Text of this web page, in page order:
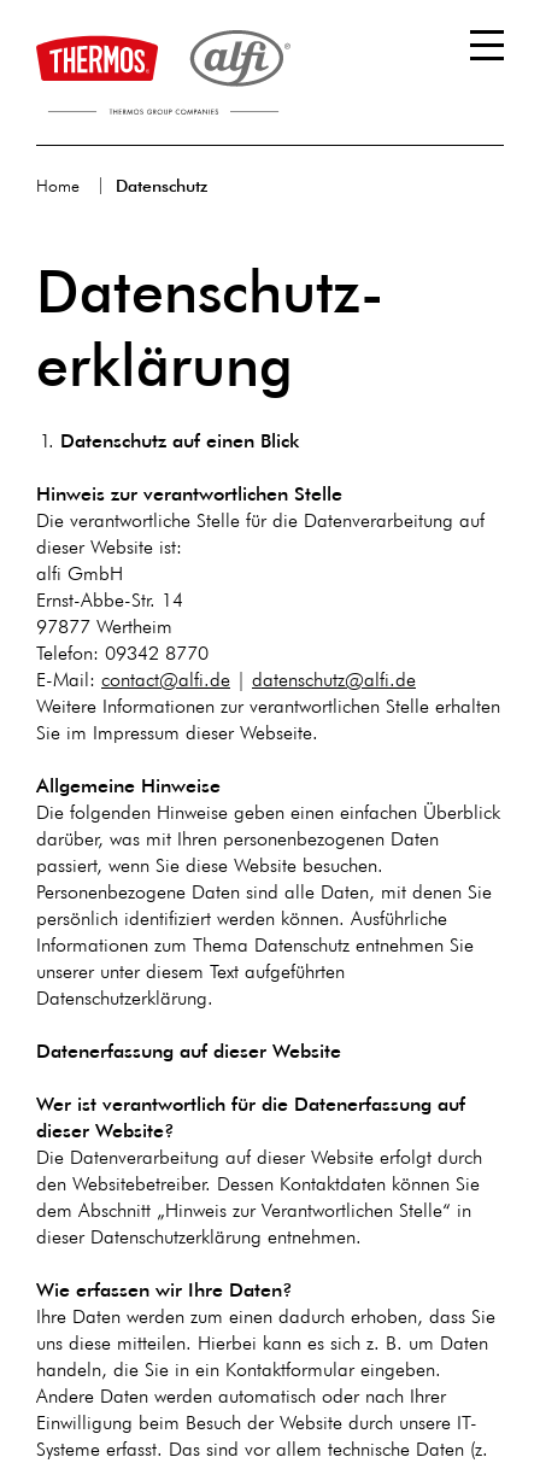
Home Datenschutz
Datenschutz­
erklärung
Datenschutz auf einen Blick
Hinweis zur verantwortlichen Stelle
Die verantwortliche Stelle für die Datenverarbeitung auf
dieser Website ist:
alfi GmbH
Ernst-Abbe-Str. 14
97877 Wertheim
Telefon: 09342 8770
E-Mail: contact@alfi.de
datenschutz@alfi.de
Weitere Informationen zur verantwortlichen Stelle erhalten
Sie im Impressum dieser Webseite.
Allgemeine Hinweise
Die folgenden Hinweise geben einen einfachen Überblick
darüber, was mit Ihren personenbezogenen Daten
passiert, wenn Sie diese Website besuchen.
Personenbezogene Daten sind alle Daten, mit denen Sie
persönlich identifiziert werden können. Ausführliche
Informationen zum Thema Datenschutz entnehmen Sie
unserer unter diesem Text aufgeführten
Datenschutzerklärung.
Datenerfassung auf dieser Website
Wer ist verantwortlich für die Datenerfassung auf
dieser Website?
Die Datenverarbeitung auf dieser Website erfolgt durch
den Websitebetreiber. Dessen Kontaktdaten können Sie
dem Abschnitt „Hinweis zur Verantwortlichen Stelle“ in
dieser Datenschutzerklärung entnehmen.
Wie erfassen wir Ihre Daten?
Ihre Daten werden zum einen dadurch erhoben, dass Sie
uns diese mitteilen. Hierbei kann es sich z. B. um Daten
handeln, die Sie in ein Kontaktformular eingeben.
Andere Daten werden automatisch oder nach Ihrer
Einwilligung beim Besuch der Website durch unsere IT-
Systeme erfasst. Das sind vor allem technische Daten (z.